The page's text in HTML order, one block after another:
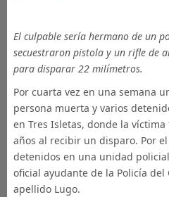
El culpable sería hermano de un
secuestraron pistola y un rifle de
para disparar 22 milímetros.
Por cuarta vez en una semana
persona muerta y varios
en Tres Isletas, donde la
años al recibir un disparo. Por
detenidos en una unidad
oficial ayudante de la Policía del
apellido Lugo.